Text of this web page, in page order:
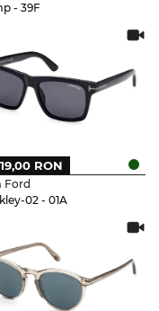
- 39F
Ford
02 - 01A
RON